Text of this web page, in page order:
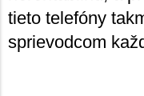
tieto telefóny
sprievodcom